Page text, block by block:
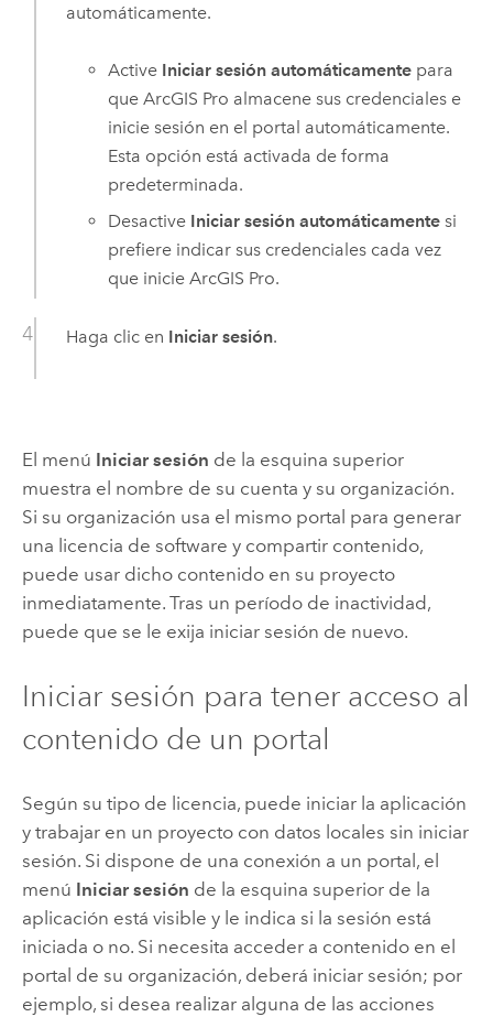
automáticamente.
Active Iniciar sesión automáticamente para
queArcGIS Pro almacene sus credenciales e
inicie sesión en el portal automáticamente.
Esta opción está activada de forma
predeterminada.
Desactive Iniciar sesión automáticamente si
prefiere indicar sus credenciales cada vez
que inicieArcGIS Pro.
Haga clic en Iniciar sesión.
El menú Iniciar sesión de la esquina superior
muestra el nombre de su cuenta y su organización.
Si su organización usa el mismo portal para generar
una licencia de software y compartir contenido,
puede usar dicho contenido en su proyecto
inmediatamente. Tras un período de inactividad,
puede que se le exija iniciar sesión de nuevo.
Iniciar sesión para tener acceso al
contenido de un portal
Según su tipo de licencia, puede iniciar la aplicación
y trabajar en un proyecto con datos locales sin iniciar
sesión. Si dispone de una conexión a un portal, el
menú Iniciar sesión de la esquina superior de la
aplicación está visible y le indica si la sesión está
iniciada o no. Si necesita acceder a contenido en el
portal de su organización, deberá iniciar sesión; por
ejemplo, si desea realizar alguna de las acciones